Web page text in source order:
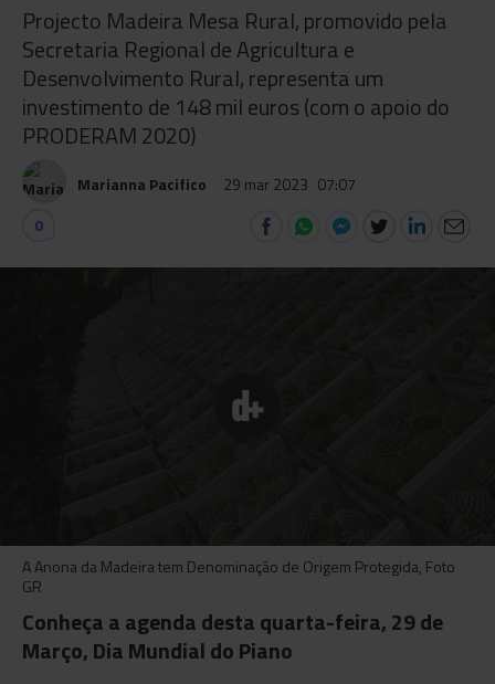
Projecto Madeira Mesa Rural, promovido pela
Secretaria Regional de Agricultura e
Desenvolvimento Rural, representa um
investimento de 148 mil euros (com o apoio do
PRODERAM 2020)
Marianna Pacifico 29 mar 2023 07:07
0
A Anona da Madeira tem Denominação de Origem Protegida, Foto
GR
Conheça a agenda desta quarta-feira, 29 de
Março, Dia Mundial do Piano